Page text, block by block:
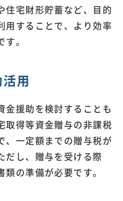
住宅財形貯蓄など、目的
用することで、より効率
。
用
金援助を検討することも
取得等資金贈与の非課税
、一定額までの贈与税が
だし、贈与を受ける際
の準備が必要です。